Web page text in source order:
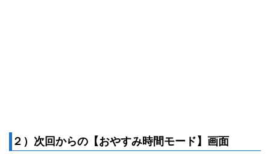
２）次回からの【おやすみ時間モード】画面